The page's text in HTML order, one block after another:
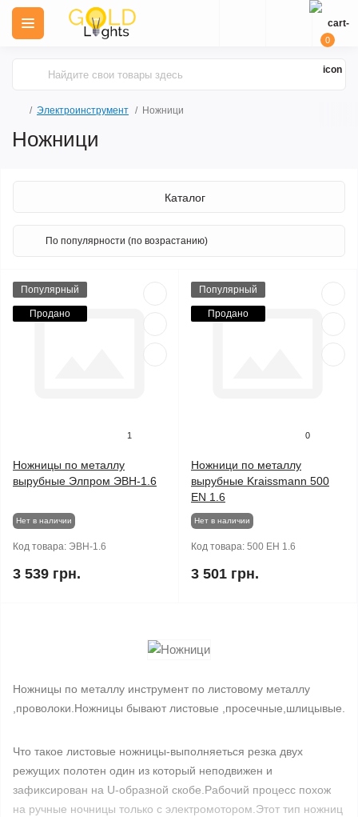
0
Электроинструмент Ножници
Ножници
Каталог
Популярный
Продано
1
Ножницы по металлу
вырубные Элпром ЭВН-1.6
Нет в наличии
Код товара: ЭВН-1.6
3 539 грн.
Популярный
Продано
0
Ножници по металлу
вырубные Kraissmann 500
EN 1.6
Нет в наличии
Код товара: 500 ЕН 1.6
3 501 грн.
Ножницы по металлу инструмент по листовому металлу
,проволоки.Ножницы бывают листовые ,просечные,шлицывые.
Что такое листовые ножницы-выполняеться резка двух
режущих полотен один из который неподвижен и
зафиксирован на U-образной скобе.Рабочий процесс похож
на ручные ночницы только с электромотором.Этот тип ножниц